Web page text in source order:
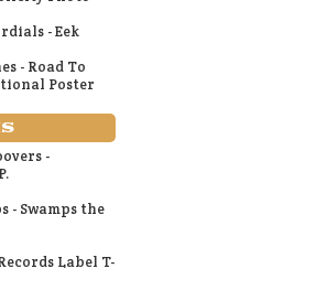
- Eek
- Road To
Poster
-
- Swamps the
Label T-